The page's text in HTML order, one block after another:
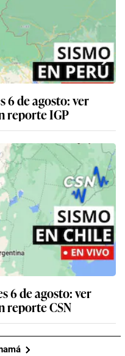
6 de agosto: ver
reporte IGP
6 de agosto: ver
reporte CSN